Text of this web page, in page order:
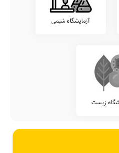
آزمایشگاه شیمی
زیست